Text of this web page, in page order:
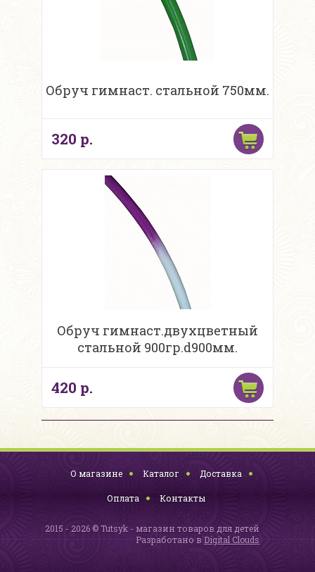
Обруч гимнаст. стальной 750мм.
320 р.
Обруч гимнаст.двухцветный
стальной 900гр.d900мм.
420 р.
О магазине Каталог Доставка
Оплата Контакты
2015 - 2026 © Tutsyk - магазин товаров для детей
Разработано в Digital Clouds